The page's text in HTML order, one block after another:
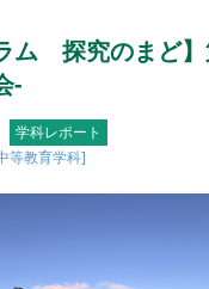
ラム 探究のまど
-
学科レポート
等教育学科]